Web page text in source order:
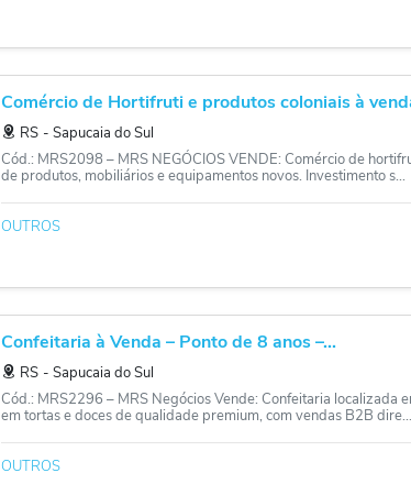
Comércio de Hortifruti e produtos coloniais à
RS ‐ Sapucaia do Sul
Cód.: MRS2098 – MRS NEGÓCIOS VENDE: Comércio de
de produtos, mobiliários e equipamentos novos. Investimento s...
OUTROS
Confeitaria à Venda – Ponto de 8 anos –...
RS ‐ Sapucaia do Sul
Cód.: MRS2296 – MRS Negócios Vende: Confeitaria localizada
em tortas e doces de qualidade premium, com vendas B2B dire...
OUTROS